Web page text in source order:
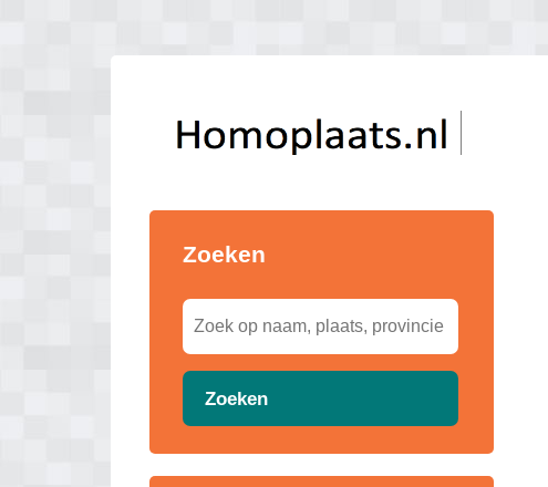
Zoeken
Zoeken